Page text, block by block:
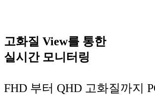
고화질 View를 통한
실시간 모니터링
FHD 부터 QHD 고화질까지